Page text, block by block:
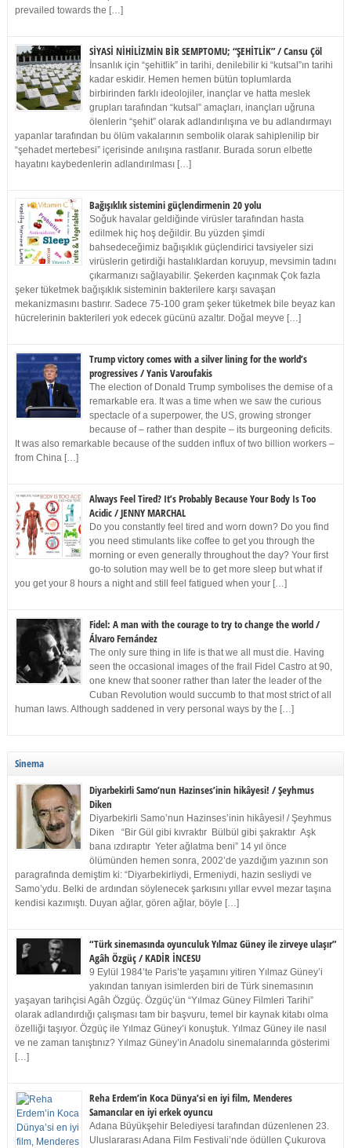
prevailed towards the […]
SİYASİ NİHİLİZMİN BİR SEMPTOMU; “ŞEHİTLİK” / Cansu Çöl
İnsanlık için “şehitlik” in tarihi, denilebilir ki “kutsal”ın tarihi
kadar eskidir. Hemen hemen bütün toplumlarda
birbirinden farklı ideolojiler, inançlar ve hatta meslek
grupları tarafından “kutsal” amaçları, inançları uğruna
ölenlerin “şehit” olarak adlandırılışına ve bu adlandırmayı
yapanlar tarafından bu ölüm vakalarının sembolik olarak sahiplenilip bir
“şehadet mertebesi” içerisinde anılışına rastlanır. Burada sorun elbette
hayatını kaybedenlerin adlandırılması […]
Bağışıklık sistemini güçlendirmenin 20 yolu
Soğuk havalar geldiğinde virüsler tarafından hasta
edilmek hiç hoş değildir. Bu yüzden şimdi
bahsedeceğimiz bağışıklık güçlendirici tavsiyeler sizi
virüslerin getirdiği hastalıklardan koruyup, mevsimin tadını
çıkarmanızı sağlayabilir. Şekerden kaçınmak Çok fazla
şeker tüketmek bağışıklık sisteminin bakterilere karşı savaşan
mekanizmasını bastırır. Sadece 75-100 gram şeker tüketmek bile beyaz kan
hücrelerinin bakterileri yok edecek gücünü azaltır. Doğal meyve […]
Trump victory comes with a silver lining for the world’s
progressives / Yanis Varoufakis
The election of Donald Trump symbolises the demise of a
remarkable era. It was a time when we saw the curious
spectacle of a superpower, the US, growing stronger
because of – rather than despite – its burgeoning deficits.
It was also remarkable because of the sudden influx of two billion workers –
from China […]
Always Feel Tired? It’s Probably Because Your Body Is Too
Acidic / JENNY MARCHAL
Do you constantly feel tired and worn down? Do you find
you need stimulants like coffee to get you through the
morning or even generally throughout the day? Your first
go-to solution may well be to get more sleep but what if
you get your 8 hours a night and still feel fatigued when your […]
Fidel: A man with the courage to try to change the world /
Álvaro Fernández
The only sure thing in life is that we all must die. Having
seen the occasional images of the frail Fidel Castro at 90,
one knew that sooner rather than later the leader of the
Cuban Revolution would succumb to that most strict of all
human laws. Although saddened in very personal ways by the […]
Sinema
Diyarbekirli Samo’nun Hazinses’inin hikâyesi! / Şeyhmus
Diken
Diyarbekirli Samo’nun Hazinses’inin hikâyesi! / Şeyhmus
Diken “Bir Gül gibi kıvraktır Bülbül gibi şakraktır Aşk
bana ızdıraptır Yeter ağlatma beni” 14 yıl önce
ölümünden hemen sonra, 2002’de yazdığım yazının son
paragrafında demiştim ki: “Diyarbekirliydi, Ermeniydi, hazin sesliydi ve
Samo’ydu. Belki de ardından söylenecek şarkısını yıllar evvel mezar taşına
kendisi kazımıştı. Duyan ağlar, gören ağlar, böyle […]
“Türk sinemasında oyunculuk Yılmaz Güney ile zirveye ulaşır”
Agâh Özgüç / KADİR İNCESU
9 Eylül 1984’te Paris’te yaşamını yitiren Yılmaz Güney’i
yakından tanıyan isimlerden biri de Türk sinemasının
yaşayan tarihçisi Agâh Özgüç. Özgüç’ün “Yılmaz Güney Filmleri Tarihi”
olarak adlandırdığı çalışması tam bir başvuru, temel bir kaynak kitabı olma
özelliği taşıyor. Özgüç ile Yılmaz Güney’i konuştuk. Yılmaz Güney ile nasıl
ve ne zaman tanıştınız? Yılmaz Güney’in Anadolu sinemalarında gösterimi
[…]
Reha Erdem’in Koca Dünya’si en iyi film, Menderes
Samancılar en iyi erkek oyuncu
Adana Büyükşehir Belediyesi tarafından düzenlenen 23.
Uluslararası Adana Film Festivali’nde ödüllen Çukurova